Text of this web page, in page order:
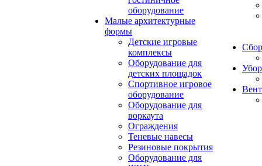
оборудование
Малые архитектурные
формы
Детские игровые
комплексы
Оборудование для
детских площадок
Спортивное игровое
оборудование
Оборудование для
воркаута
Ограждения
Теневые навесы
Резиновые покрытия
Оборудование для